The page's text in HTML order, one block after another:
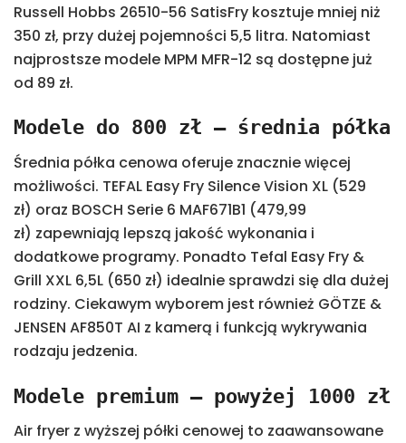
Russell Hobbs 26510-56 SatisFry kosztuje mniej niż
350 zł, przy dużej pojemności 5,5 litra. Natomiast
najprostsze modele MPM MFR-12 są dostępne już
od 89 zł.
Modele do 800 zł – średnia półka
Średnia półka cenowa oferuje znacznie więcej
możliwości. TEFAL Easy Fry Silence Vision XL (529
zł) oraz BOSCH Serie 6 MAF671B1 (479,99
zł) zapewniają lepszą jakość wykonania i
dodatkowe programy. Ponadto Tefal Easy Fry &
Grill XXL 6,5L (650 zł) idealnie sprawdzi się dla dużej
rodziny. Ciekawym wyborem jest również GÖTZE &
JENSEN AF850T AI z kamerą i funkcją wykrywania
rodzaju jedzenia.
Modele premium – powyżej 1000 zł
Air fryer z wyższej półki cenowej to zaawansowane